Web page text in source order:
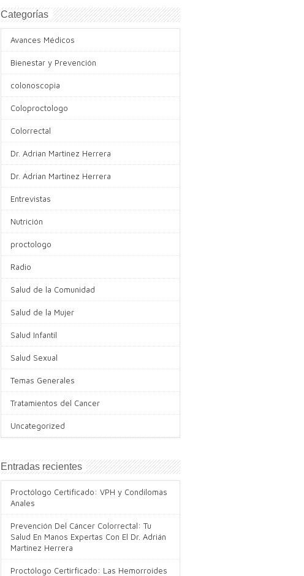
Categorías
Avances Médicos
Bienestar y Prevención
colonoscopia
Coloproctologo
Colorrectal
Dr. Adrian Martinez Herrera
Dr. Adrian Martinez Herrera
Entrevistas
Nutrición
proctologo
Radio
Salud de la Comunidad
Salud de la Mujer
Salud Infantil
Salud Sexual
Temas Generales
Tratamientos del Cancer
Uncategorized
Entradas recientes
Proctólogo Certificado: VPH y Condilomas
Anales
Prevención Del Cáncer Colorrectal: Tu
Salud En Manos Expertas Con El Dr. Adrián
Martínez Herrera
Proctólogo Certirficado: Las Hemorroides